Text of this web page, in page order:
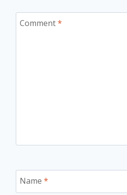
Comment*
Name *